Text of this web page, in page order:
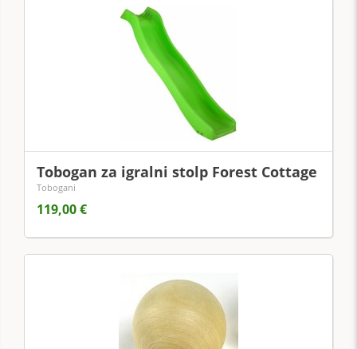
Tobogan za igralni stolp Forest Cottage
Tobogani
119,00 €